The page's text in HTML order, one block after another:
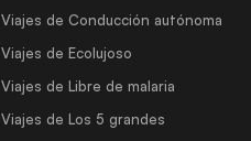
Viajes de Conducción autónoma
Viajes de Ecolujoso
Viajes de Libre de malaria
Viajes de Los 5 grandes